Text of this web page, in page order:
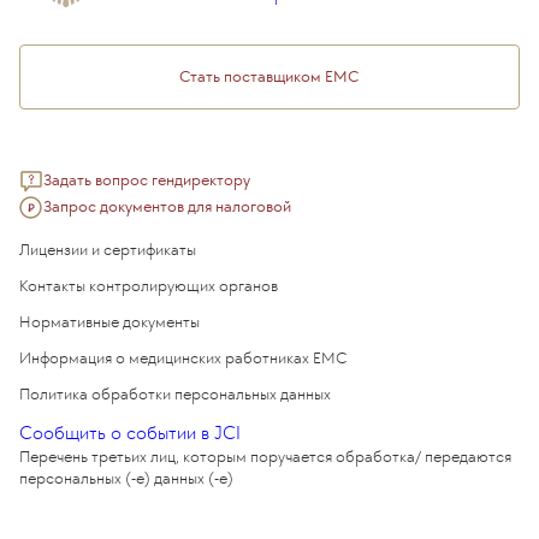
Стать поставщиком ЕМС
Задать вопрос гендиректору
Запрос документов для налоговой
Лицензии и сертификаты
Контакты контролирующих органов
Нормативные документы
Информация о медицинских работниках EMC
Политика обработки персональных данных
Сообщить о событии в JCI
Перечень третьих лиц, которым поручается обработка/ передаются
персональных (-е) данных (-е)